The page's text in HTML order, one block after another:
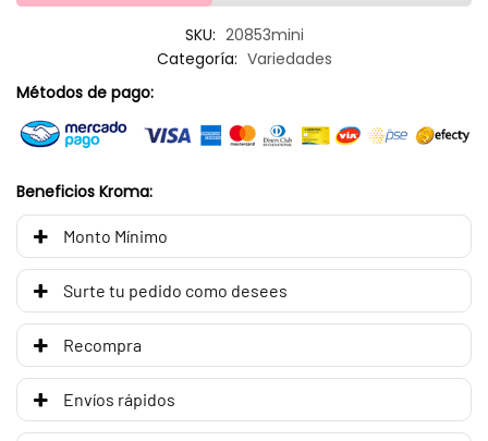
SKU: 20853mini
Categoría: Variedades
Métodos de pago:
Beneficios Kroma:
Monto Mínimo
Surte tu pedido como desees
Recompra
Envíos rápidos